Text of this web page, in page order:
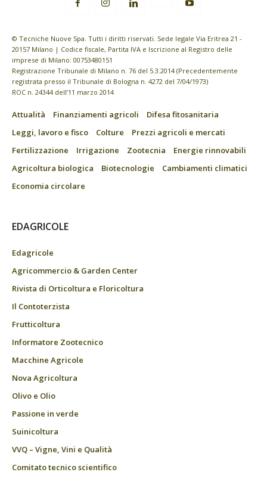
© Tecniche Nuove Spa. Tutti i diritti riservati. Sede legale Via Eritrea 21 -
20157 Milano | Codice fiscale, Partita IVA e Iscrizione al Registro delle
imprese di Milano: 00753480151
Registrazione Tribunale di Milano n. 76 del 5.3.2014 (Precedentemente
registrata presso il Tribunale di Bologna n. 4272 del 7/04/1973)
ROC n. 24344 dell’11 marzo 2014
Attualità Finanziamenti agricoli
Difesa fitosanitaria
Leggi, lavoro e fisco
Colture
Prezzi agricoli e mercati
Fertilizzazione
Irrigazione Zootecnia
Energie rinnovabili
Agricoltura biologica
Biotecnologie
Cambiamenti climatici
Economia circolare
EDAGRICOLE
Edagricole
Agricommercio & Garden Center
Rivista di Orticoltura e Floricoltura
Il Contoterzista
Frutticoltura
Informatore Zootecnico
Macchine Agricole
Nova Agricoltura
Olivo e Olio
Passione in verde
Suinicoltura
VVQ – Vigne, Vini e Qualità
Comitato tecnico scientifico